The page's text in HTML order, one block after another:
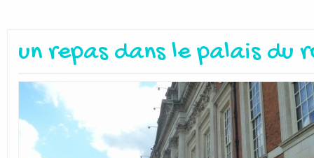
un repas dans le palais du